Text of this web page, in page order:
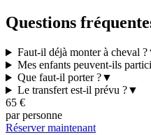
Questions
Faut-il déjà monter à cheval ?
Mes enfants peuvent-ils
Que faut-il porter ?▼
Le transfert est-il prévu ?▼
65 €
par personne
Réserver maintenant